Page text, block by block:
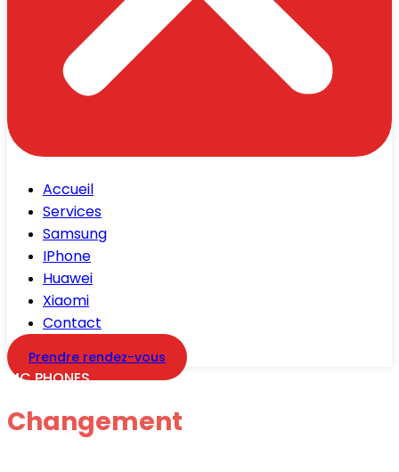
Accueil
Services
Samsung
IPhone
Huawei
Xiaomi
Contact
Prendre rendez-vous
MC PHONES
Changement